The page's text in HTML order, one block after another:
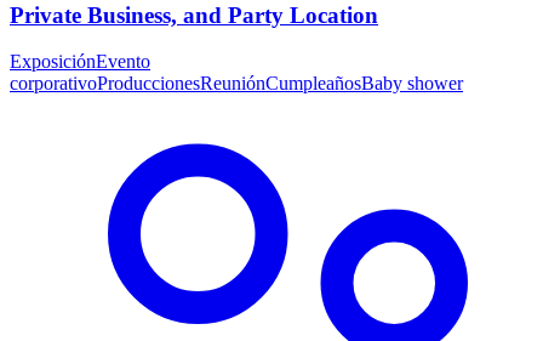
Private Business, and Party Location
ExposiciónEvento
corporativoProduccionesReuniónCumpleañosBaby shower